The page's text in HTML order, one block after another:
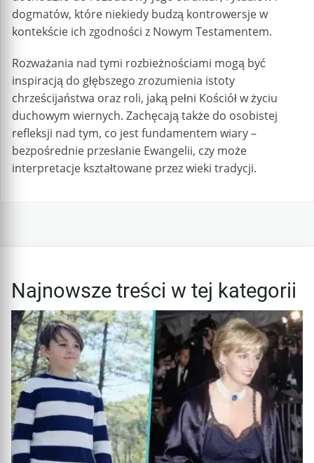
dogmatów, które niekiedy budzą kontrowersje w
kontekście ich zgodności z Nowym Testamentem.
Rozważania nad tymi rozbieżnościami mogą być
inspiracją do głębszego zrozumienia istoty
chrześcijaństwa oraz roli, jaką pełni Kościół w życiu
duchowym wiernych. Zachęcają także do osobistej
refleksji nad tym, co jest fundamentem wiary –
bezpośrednie przesłanie Ewangelii, czy może
interpretacje kształtowane przez wieki tradycji.
Najnowsze treści w tej kategorii